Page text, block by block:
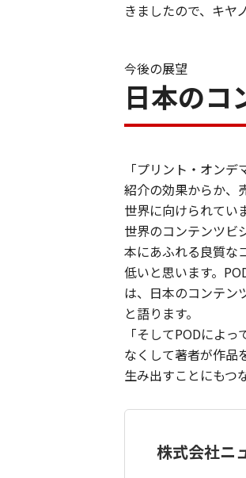
きましたので、キヤ
今後の展望
日本のコ
「プリント・オン
紹介の効果からか、
世界に向けられてい
世界のコンテンツビ
本にあふれる良質な
低いと思います。
は、日本のコンテン
と語ります。
「そしてPODによ
なくして著者が作品
生み出すことにもつ
株式会社ニ